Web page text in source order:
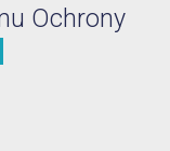
Ochrony